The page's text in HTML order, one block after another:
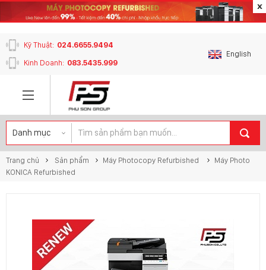
content_copy
English
Kỹ Thuật: 024.6655.9494
Kinh Doanh: 083.5435.999
Trang chủ Sản phẩm Máy Photocopy Refurbished
Máy Photo
KONICA Refurbished